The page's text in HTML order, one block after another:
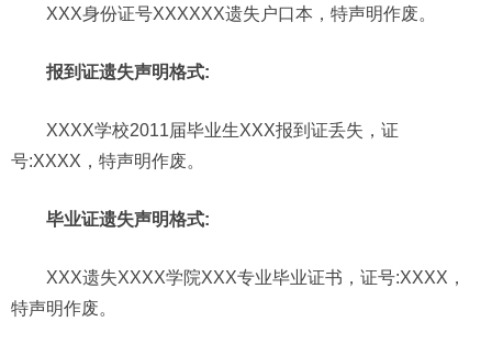
XXX身份证号XXXXXX遗失户口本，特声明作废。
报到证遗失声明格式:
XXXX学校2011届毕业生XXX报到证丢失，证
号:XXXX，特声明作废。
毕业证遗失声明格式:
XXX遗失XXXX学院XXX专业毕业证书，证号:XXXX，
特声明作废。